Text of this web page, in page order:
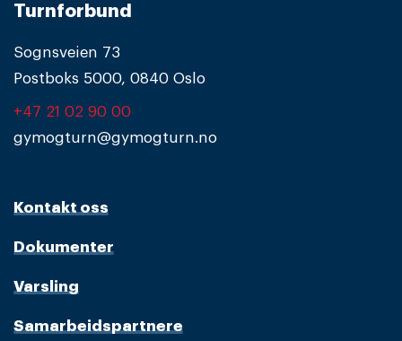
Turnforbund
Sognsveien 73
Postboks 5000, 0840 Oslo
+47 21 02 90 00
gymogturn@gymogturn.no
Kontakt oss
Dokumenter
Varsling
Samarbeidspartnere